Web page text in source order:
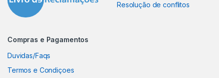
Resolução de conflitos
Compras e Pagamentos
Duvidas/Faqs
Termos e Condiçoes